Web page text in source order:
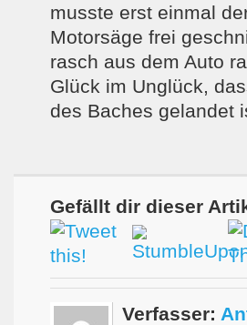
musste erst einmal
Motorsäge frei
rasch aus dem Auto
Glück im Unglück,
des Baches gelandet
Gefällt dir dieser
Verfasser: